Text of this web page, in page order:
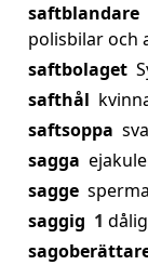
saftblandare
polisbilar och
saftbolaget
safthål
saftsoppa
sagga
sagge sperma
saggig 1